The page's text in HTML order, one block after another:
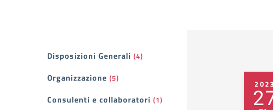
Filtri
Disposizioni Generali (4)
Organizzazione (5)
Consulenti e collaboratori (1)
2023